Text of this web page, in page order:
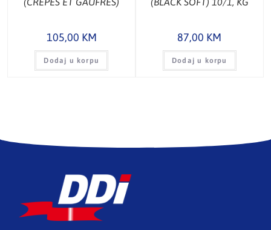
105,00 KM
Dodaj u korpu
87,00 KM
Dodaj u korpu